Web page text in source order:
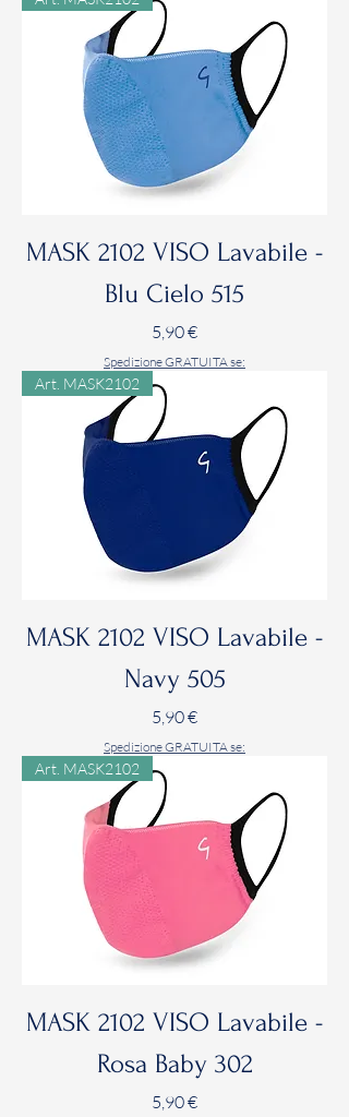
MASK 2102 VISO Lavabile -
Blu Cielo 515
Prezzo
5,90 €
Spedizione GRATUITA se:
Art. MASK2102
MASK 2102 VISO Lavabile -
Navy 505
Prezzo
5,90 €
Spedizione GRATUITA se:
Art. MASK2102
MASK 2102 VISO Lavabile -
Rosa Baby 302
Prezzo
5,90 €